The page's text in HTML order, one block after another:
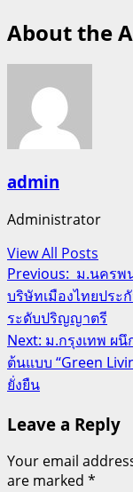
About the
admin
Administrator
View All Posts
Post
navigation
Previous: ม.นครพ
บริษัทเมืองไทยปร
ระดับปริญญาตรี
Next: ม.กรุงเทพ ผ
ต้นแบบ “Green
ยั่งยืน
Leave a Reply
Your email
are marked *